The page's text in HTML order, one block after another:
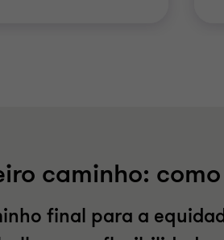
caminho:
final para a